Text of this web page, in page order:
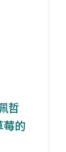
哲
莓的